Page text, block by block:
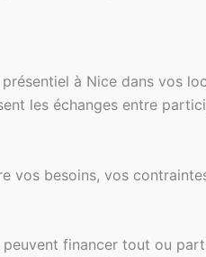
à Nice dans vos
les échanges entre
vos besoins, vos
financer tout ou